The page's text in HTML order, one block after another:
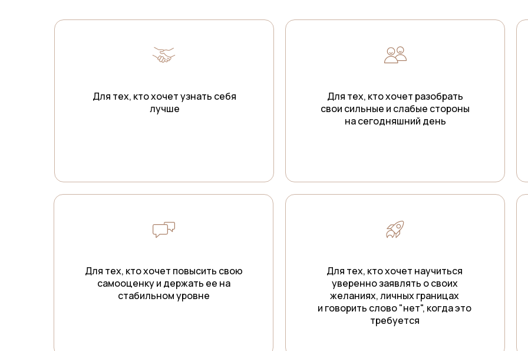
Для тех, кто хочет узнать себя
лучше
Для тех, кто хочет повысить свою
самооценку и держать ее на
стабильном уровне
Для тех, кто хочет разобрать
свои сильные и слабые стороны
на сегодняшний день
Для тех, кто хочет научиться
уверенно заявлять о своих
желаниях, личных границах
и говорить слово "нет", когда это
требуется